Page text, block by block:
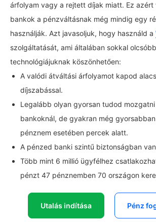
árfolyam vagy a rejtett díjak miatt. Ez azért
bankok a pénzváltásnak még mindig egy
használják. Azt javasoljuk, hogy használd a
szolgáltatását, ami általában sokkal
technológiájuknak köszönhetően:
A valódi átváltási árfolyamot kapod
díjszabással.
Legalább olyan gyorsan tudod
bankoknál, de gyakran még
pénznem esetében percek alatt.
A pénzed banki szintű biztonságban
Több mint 6 millió ügyfélhez
pénzt 47 pénznemben 70 országon
Utalás indítása Pénz